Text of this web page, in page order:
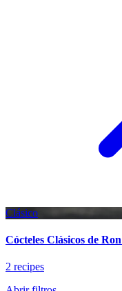
Clásico
Cócteles Clásicos de
2 recipes